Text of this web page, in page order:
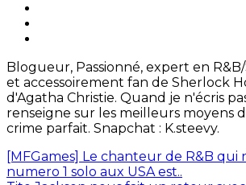
Blogueur, Passionné, expert en
et accessoirement fan de Sherlock
d'Agatha Christie. Quand je n'écris
renseigne sur les meilleurs moyens
crime parfait. Snapchat : K.steevy.
[MFGames] Le chanteur de R&B qui
numero 1 solo aux USA est..